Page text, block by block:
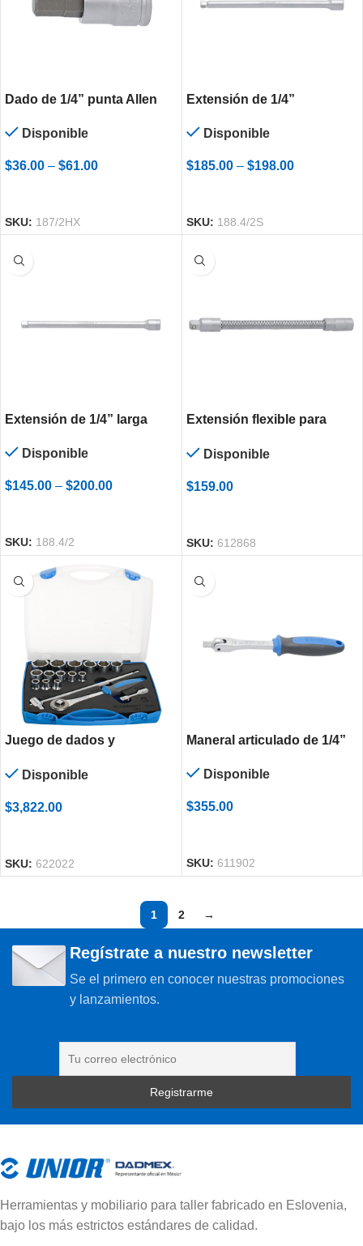
Dado de 1/4” punta Allen
Disponible
$36.00 – $61.00
SKU: 187/2HX
Extensión de 1/4”
Disponible
$185.00 – $198.00
SKU: 188.4/2S
Extensión de 1/4” larga
Disponible
$145.00 – $200.00
SKU: 188.4/2
Extensión flexible para
Disponible
$159.00
SKU: 612868
Juego de dados y
de plástico 190-6P17
Disponible
$3,822.00
SKU: 622022
Maneral articulado de 1/4”
Disponible
$355.00
SKU: 611902
1 2 →
Regístrate a nuestro newsletter
Se el primero en conocer nuestras promociones
y lanzamientos.
Herramientas y mobiliario para taller fabricado en Eslovenia,
bajo los más estrictos estándares de calidad.